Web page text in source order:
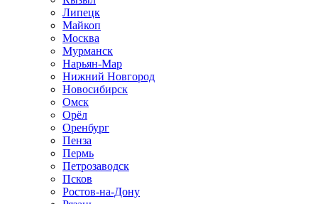
Липецк
Майкоп
Москва
Мурманск
Нарьян-Мар
Нижний Новгород
Новосибирск
Омск
Орёл
Оренбург
Пенза
Пермь
Петрозаводск
Псков
Ростов-на-Дону